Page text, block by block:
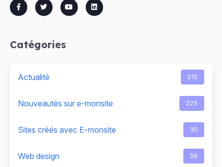
Catégories
Actualité 215
Nouveautés sur e-monsite 225
Sites créés avec E-monsite 30
Web design 56